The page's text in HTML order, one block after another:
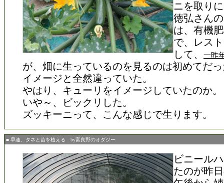
ニを取り
徳弘さん
は、有機
で、レス
して、
一昨
が、畑に生っているのを見るのは初めてだ
イメージと全然違っていた。
やはり、キューリをイメージしていたのか。
いや～、ビックリした。
ズッキーニって、こんな感じで生ります。
■ 早速、タネと苗を植える by富良野のオダジー
ビニール
たのが昨